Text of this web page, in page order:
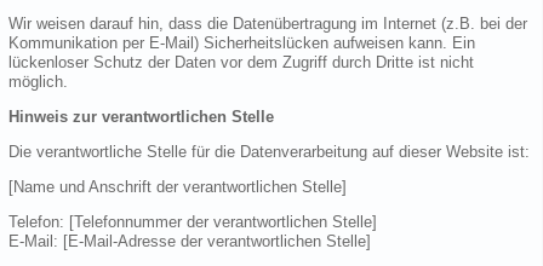
Wir weisen darauf hin, dass die Datenübertragung im Internet (z.B. bei der
Kommunikation per E-Mail) Sicherheitslücken aufweisen kann. Ein
lückenloser Schutz der Daten vor dem Zugriff durch Dritte ist nicht
möglich.
Hinweis zur verantwortlichen Stelle
Die verantwortliche Stelle für die Datenverarbeitung auf dieser Website ist:
[Name und Anschrift der verantwortlichen Stelle]
Telefon: [Telefonnummer der verantwortlichen Stelle]
E-Mail: [E-Mail-Adresse der verantwortlichen Stelle]